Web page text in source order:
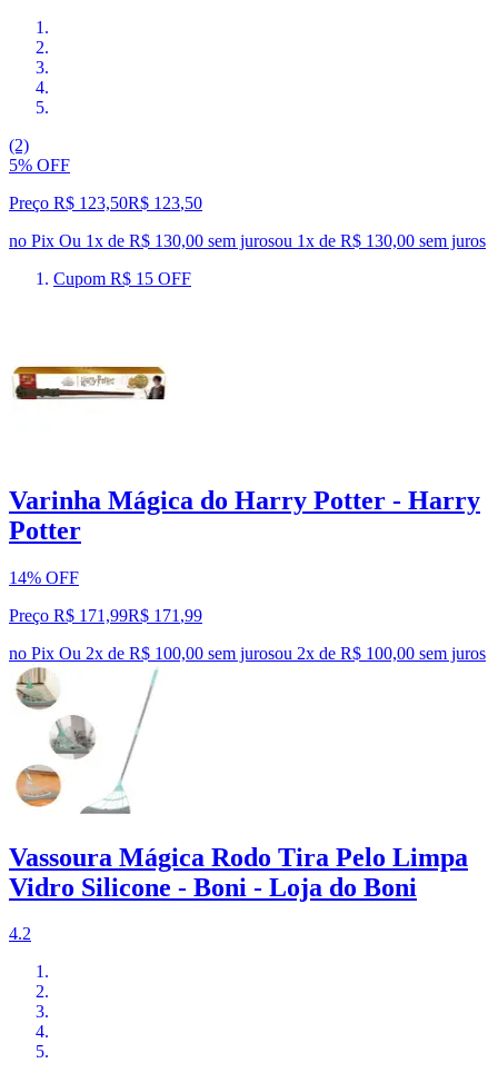
(2)
5% OFF
Preço R$ 123,50R$ 123,50
no Pix Ou 1x de R$ 130,00 sem jurosou 1x de R$ 130,00 sem juros
Cupom R$ 15 OFF
Varinha Mágica do Harry Potter - Harry
Potter
14% OFF
Preço R$ 171,99R$ 171 ,99
no Pix Ou 2x de R$ 100,00 sem jurosou 2x de R$ 100,00 sem juros
Vassoura Mágica Rodo Tira Pelo Limpa
Vidro Silicone - Boni - Loja do Boni
4.2